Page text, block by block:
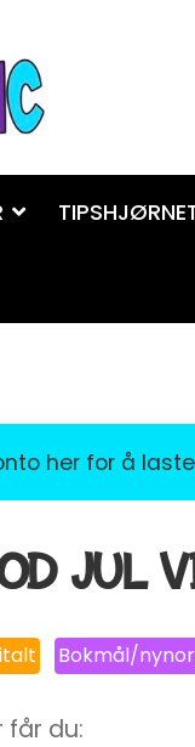
her for å
JUL
Bokmål/
får du: